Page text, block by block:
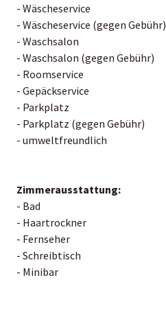
- Wäscheservice
- Wäscheservice (gegen Gebühr)
- Waschsalon
- Waschsalon (gegen Gebühr)
- Roomservice
- Gepäckservice
- Parkplatz
- Parkplatz (gegen Gebühr)
- umweltfreundlich
Zimmerausstattung:
- Bad
- Haartrockner
- Fernseher
- Schreibtisch
- Minibar